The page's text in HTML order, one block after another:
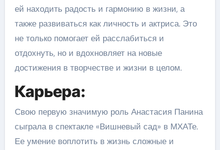
ей находить радость и гармонию в жизни, а
также развиваться как личность и актриса. Это
не только помогает ей расслабиться и
отдохнуть, но и вдохновляет на новые
достижения в творчестве и жизни в целом.
Карьера:
Свою первую значимую роль Анастасия Панина
сыграла в спектакле «Вишневый сад» в МХАТе.
Ее умение воплотить в жизнь сложные и